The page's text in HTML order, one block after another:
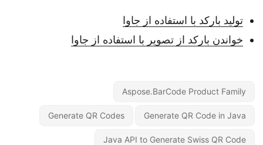
تولید بارکد با استفاده از جاوا
خواندن بارکد از تصویر با استفاده از جاوا
Aspose.BarCode Product Family
Generate QR Code in Java
Generate QR Codes
Java API to Generate Swiss QR Code